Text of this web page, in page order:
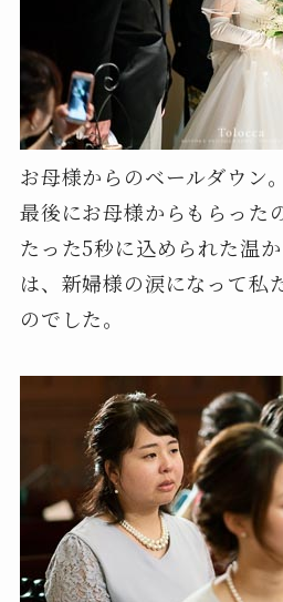
お母様からのベールダウン。
最後にお母様からもらった
たった5秒に込められた温
は、新婦様の涙になって私
のでした。